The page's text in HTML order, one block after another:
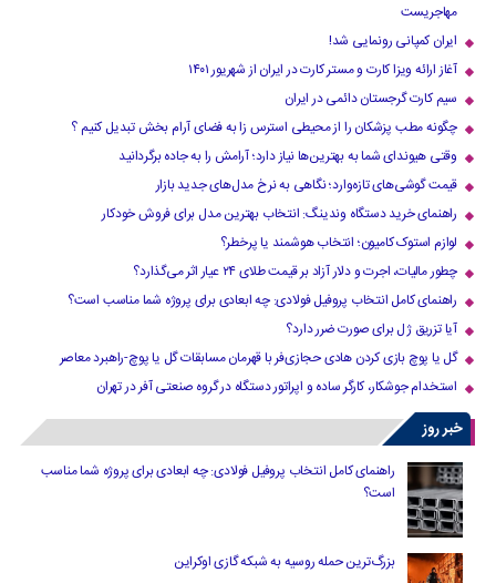
مهاجریست
ایران کمپانی رونمایی شد!
آغاز ارائه ویزا کارت و مستر کارت در ایران از شهریور ۱۴۰۱
سیم کارت گرجستان دائمی در ایران
چگونه مطب پزشکان را از محیطی استرس زا به فضای آرام بخش تبدیل کنیم ؟
وقتی هیوندای شما به بهترین‌ها نیاز دارد؛ آرامش را به جاده برگردانید
قیمت گوشی‌های تازه‌وارد؛ نگاهی به نرخ مدل‌های جدید بازار
راهنمای خرید دستگاه وندینگ: انتخاب بهترین مدل برای فروش خودکار
لوازم استوک کامیون؛ انتخاب هوشمند یا پرخطر؟
چطور مالیات، اجرت و دلار آزاد بر قیمت طلای ۲۴ عیار اثر می‌گذارد؟
راهنمای کامل انتخاب پروفیل فولادی: چه ابعادی برای پروژه شما مناسب است؟
آیا تزریق ژل برای صورت ضرر دارد​؟
گل یا پوچ بازی کردن هادی حجازی‌فر با قهرمان مسابقات گل یا پوچ-راهبرد معاصر
استخدام جوشکار، کارگر ساده و اپراتور دستگاه در گروه صنعتی آفر در تهران
خبر روز
راهنمای کامل انتخاب پروفیل فولادی: چه ابعادی برای پروژه شما مناسب
است؟
بزرگ‌ترین حمله روسیه به شبکه گازی اوکراین